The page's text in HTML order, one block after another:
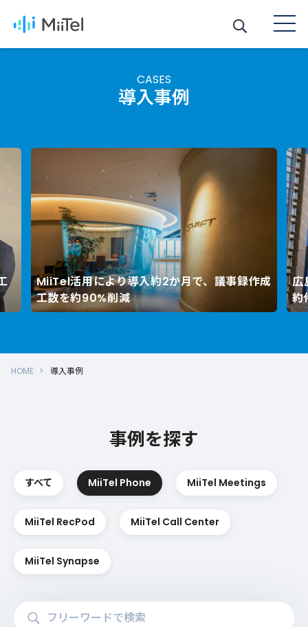
CASES
導入事例
MiiTel活用により導入約2か月で、議事録作成
工数を約90%削減
広
約
Next
HOME 導入事例
事例を探す
すべて MiiTel Phone MiiTel Meetings
MiiTel RecPod MiiTel Call Center
MiiTel Synapse